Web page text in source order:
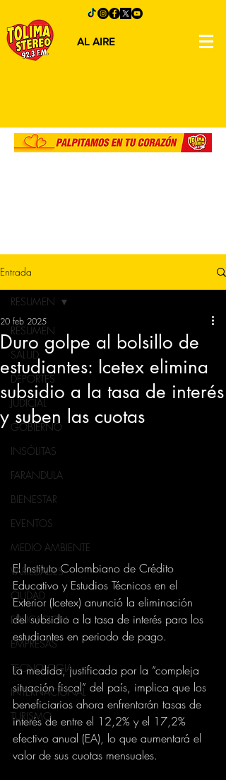
AL AIRE
Entrada
RESUMEN
SALUD
DEPORTES
JUDICIAL
GOBIERNO
INSÓLITAS
FARANDULA
BIENESTAR
EVENTOS
MEDIO AMBIENTE
VARIEDADES
CIUDAD
EDUCACION
EMPRESAS
TECNOLOGIA
INTERNACIONAL
TURISMO
RESUMEN
Duro golpe al bolsillo de
estudiantes: Icetex elimina
subsidio a la tasa de interés
y suben las cuotas
20 feb 2025
El Instituto Colombiano de Crédito
Educativo y Estudios Técnicos en el
Exterior (Icetex) anunció la eliminación
del subsidio a la tasa de interés para los
estudiantes en periodo de pago.
La medida, justificada por la “compleja
situación fiscal” del país, implica que los
beneficiarios ahora enfrentarán tasas de
interés de entre el 12,2% y el 17,2%
efectivo anual (EA), lo que aumentará el
valor de sus cuotas mensuales.